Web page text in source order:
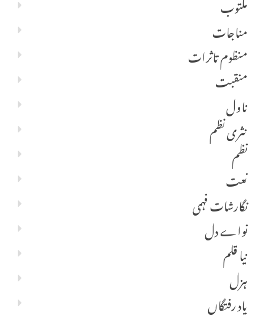
مناجات
منظوم تاثرات
منقبت
ناول
نثری نظم
نظم
نعت
نگارشات فہمی
نواے دل
نیا قلم
ہزل
یاد رفتگاں